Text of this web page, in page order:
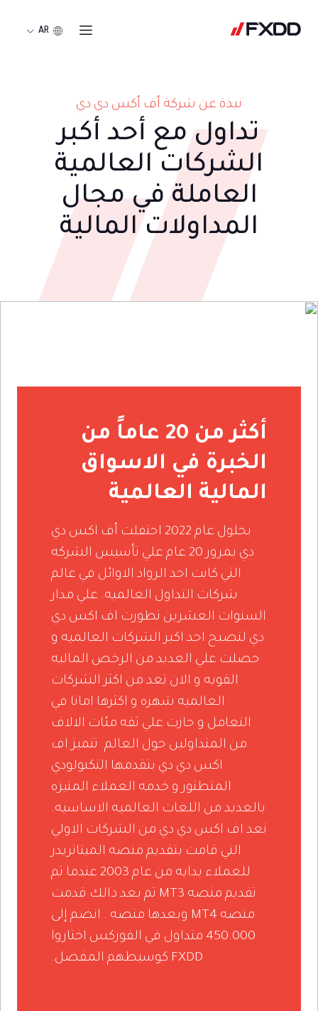
AR
نبذة عن شركة أف أكس دي دي
تداول مع أحد أكبر
الشركات العالمية
العاملة في مجال
المداولات المالية
أكثر من 20 عاماً من
الخبرة في الاسواق
المالية العالمية
بحلول عام 2022 احتفلت أف اكس دي
دي بمرور 20 عام علي تأسيس الشركه
التي كانت احد الرواد الاوائل في عالم
شركات التداول العالميه. علي مدار
السنوات العشرين تطورت اف اكس دي
دي لتصبح احد اكبر الشركات العالميه و
حصلت علي العديد من الرخص الماليه
القويه و الان تعد من اكثر الشركات
العالميه شهره و اكثرها امانا في
التعامل و حازت علي ثقه مئات الالاف
من المتداولين حول العالم. تتميز اف
اكس دي دي بتقدمها التكنولودي
المتطتور و خدمه العملاء المتيزه
بالعديد من اللغات العالميه الاساسيه.
تعد اف اكس دي دي من الشركات الاولي
التي قامت بتقديم منصه الميتاتريدر
للعملاء بدايه من عام 2003 عندما تم
تقديم منصه MT3 ثم بعد ذالك قدمت
منصه MT4 وبعدها منصه . انضم إلى
450.000 متداول في الفوركس اختاروا
FXDD كوسيطهم المفضل.